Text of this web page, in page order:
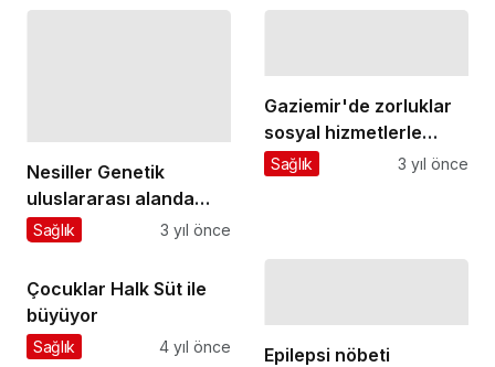
Nesiller Genetik
uluslararası alanda
yenilikçiliğe öncülük
arasında
Sağlık 3 yıl önce
Gaziemir'de zorluklar
sosyal hizmetlerle
aşılıyor
Sağlık 3 yıl önce
Çocuklar Halk Süt ile
büyüyor
Sağlık 4 yıl önce
Epilepsi nöbeti